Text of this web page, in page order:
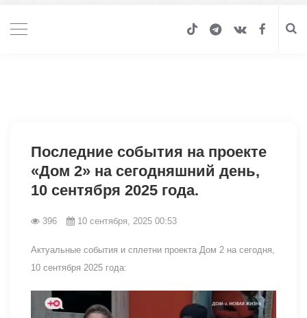
Последние события на проекте
«Дом 2» на сегодняшний день,
10 сентября 2025 года.
396 10 сентября, 2025 00:53
Актуальные события и сплетни проекта Дом 2 на сегодня,
10 сентября 2025 года: